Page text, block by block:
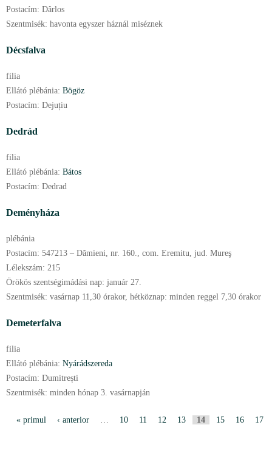
Postacím: Dârlos
Szentmisék: havonta egyszer háznál miséznek
Décsfalva
filia
Ellátó plébánia: Bögöz
Postacím: Dejuțiu
Dedrád
filia
Ellátó plébánia: Bátos
Postacím: Dedrad
Deményháza
plébánia
Postacím: 547213 – Dămieni, nr. 160., com. Eremitu, jud. Mureş
Lélekszám: 215
Örökös szentségimádási nap: január 27.
Szentmisék: vasárnap 11,30 órakor, hétköznap: minden reggel 7,30 órakor
Demeterfalva
filia
Ellátó plébánia: Nyárádszereda
Postacím: Dumitrești
Szentmisék: minden hónap 3. vasárnapján
« primul ‹ anterior 10 11 12 13 14 15 16 17